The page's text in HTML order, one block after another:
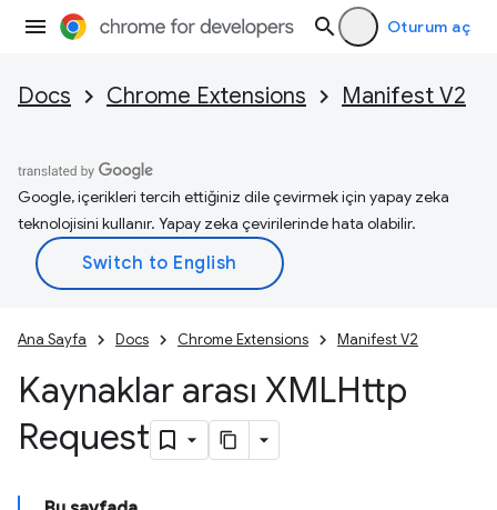
Oturum aç
Docs Chrome Extensions Manifest V2
Google, içerikleri tercih ettiğiniz dile çevirmek için yapay zeka
teknolojisini kullanır. Yapay zeka çevirilerinde hata olabilir.
Ana Sayfa Docs Chrome Extensions Manifest V2
Kaynaklar arası XMLHttp
Request